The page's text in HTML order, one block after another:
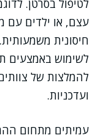
לטיפול בסרטן.
עצם, או ילדים עם
חיסונית
לשימוש באמצעים
להמלצות של
ועדכניות.
עמיתים מתחום